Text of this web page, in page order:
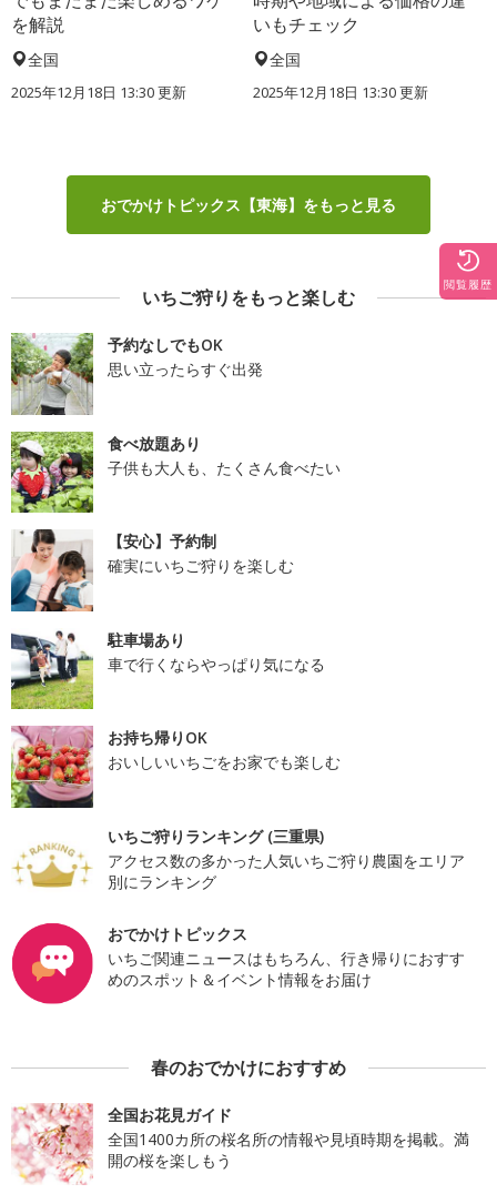
を解説
全国
2025年12月18日 13:30 更新
いもチェック
全国
2025年12月18日 13:30 更新
おでかけトピックス【東海】をもっと見る
いちご狩りをもっと楽しむ
予約なしでもOK
思い立ったらすぐ出発
食べ放題あり
子供も大人も、たくさん食べたい
【安心】予約制
確実にいちご狩りを楽しむ
駐車場あり
車で行くならやっぱり気になる
お持ち帰りOK
おいしいいちごをお家でも楽しむ
いちご狩りランキング (三重県)
アクセス数の多かった人気いちご狩り農園をエリア
別にランキング
おでかけトピックス
いちご関連ニュースはもちろん、行き帰りにおすす
めのスポット＆イベント情報をお届け
春のおでかけにおすすめ
全国お花見ガイド
全国1400カ所の桜名所の情報や見頃時期を掲載。満
開の桜を楽しもう
閲覧履歴